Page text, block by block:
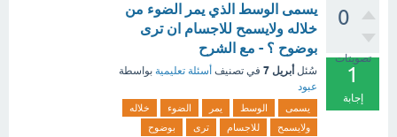
0
تصويتات
1
إجابة
يسمى الوسط الذي يمر الضوء من
خلاله ولايسمح للاجسام ان ترى
بوضوح ؟ - مع الشرح
سُئل أبريل 7 في تصنيف أسئلة تعليمية بواسطة
عبود
يسمى الوسط يمر الضوء
خلاله
ولايسمح
للاجسام ترى بوضوح